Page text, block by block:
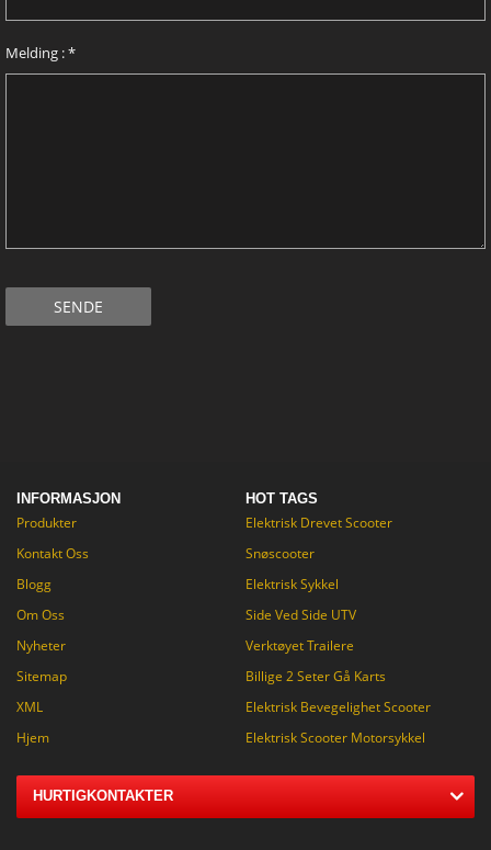
Melding :*
INFORMASJON
Produkter
Kontakt Oss
Blogg
Om Oss
Nyheter
Sitemap
XML
Hjem
HOT TAGS
Elektrisk Drevet Scooter
Snøscooter
Elektrisk Sykkel
Side Ved Side UTV
Verktøyet Trailere
Billige 2 Seter Gå Karts
Elektrisk Bevegelighet Scooter
Elektrisk Scooter Motorsykkel
HURTIGKONTAKTER